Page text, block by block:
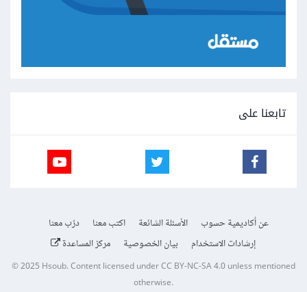
تابعنا على
عن أكاديمية حسوب الأسئلة الشائعة اكتب معنا
درّب معنا
إرشادات الاستخدام
بيان الخصوصية مركز المساعدة
© 2025Hsoub.Content licensed underCC BY-NC-SA 4.0unless mentioned
otherwise.